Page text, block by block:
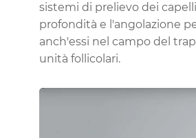
sistemi di prelievo dei
profondità e l'angolazione
anch'essi nel campo del
unità follicolari.